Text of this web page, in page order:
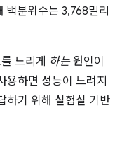
분위수는 3,768밀리
느리게 하는원인이
용하면 성능이 느려지
하기 위해 실험실 기반